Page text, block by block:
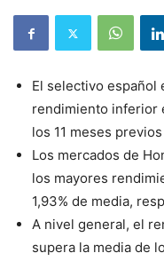
El selectivo español
rendimiento inferior
los 11 meses previos
Los mercados de
los mayores
1,93% de media,
A nivel general, el
supera la media de